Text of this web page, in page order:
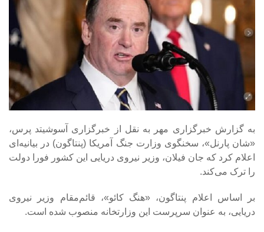
به گزارش خبرگزاری مهر به نقل از خبرگزاری آسوشیتد پرس،
«شان پارنل»، سخنگوی وزارت جنگ آمریکا (پنتاگون) در بیانیه‌ای
اعلام کرد که جان فیلان، وزیر نیروی دریایی این کشور فورا دولت
را ترک می‌کند.
بر اساس اعلام پنتاگون، «هنگ کائو»، قائم‌مقام وزیر نیروی
دریایی، به عنوان سرپرست این وزارتخانه منصوب شده است.